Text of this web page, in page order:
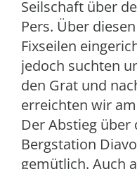
Seilschaft über
Pers. Über
Fixseilen
jedoch suchten
den Grat und
erreichten wir
Der Abstieg über
Bergstation
gemütlich. Auch